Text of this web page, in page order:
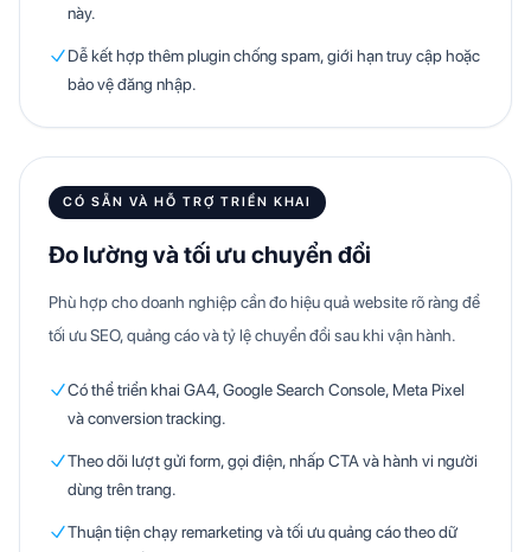
này.
Dễ kết hợp thêm plugin chống spam, giới hạn truy cập hoặc
bảo vệ đăng nhập.
CÓ SẴN VÀ HỖ TRỢ TRIỂN KHAI
Đo lường và tối ưu chuyển đổi
Phù hợp cho doanh nghiệp cần đo hiệu quả website rõ ràng để
tối ưu SEO, quảng cáo và tỷ lệ chuyển đổi sau khi vận hành.
Có thể triển khai GA4, Google Search Console, Meta Pixel
và conversion tracking.
Theo dõi lượt gửi form, gọi điện, nhấp CTA và hành vi người
dùng trên trang.
Thuận tiện chạy remarketing và tối ưu quảng cáo theo dữ